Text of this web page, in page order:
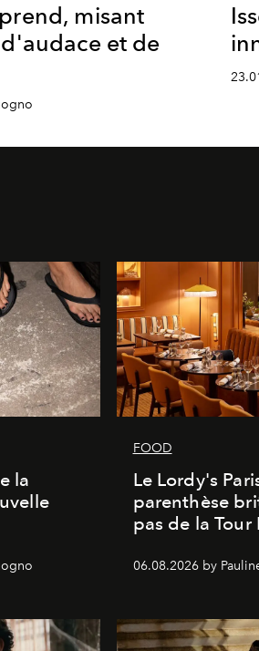
misant
et de
la
FOOD
Le Lordy's
parenthèse
pas de la Tour
06.08.2026 by